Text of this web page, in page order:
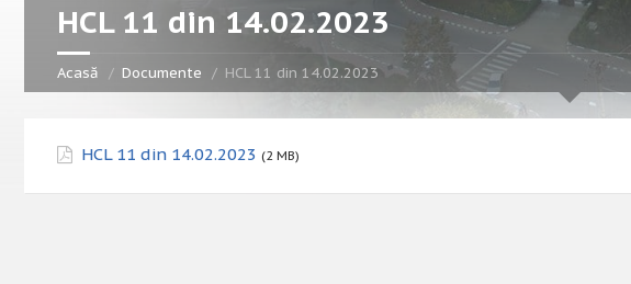
HCL 11 din 14.02.2023
Acasă Documente HCL 11 din 14.02.2023
HCL 11 din 14.02.2023 (2 MB)